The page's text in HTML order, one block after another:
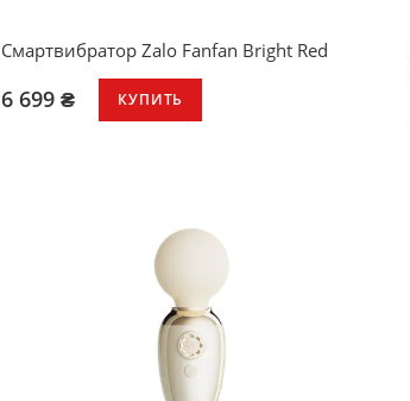
Смартвибратор Zalo Fanfan Bright Red
6 699 ₴ КУПИТЬ
Водонепроницаемость IPX4